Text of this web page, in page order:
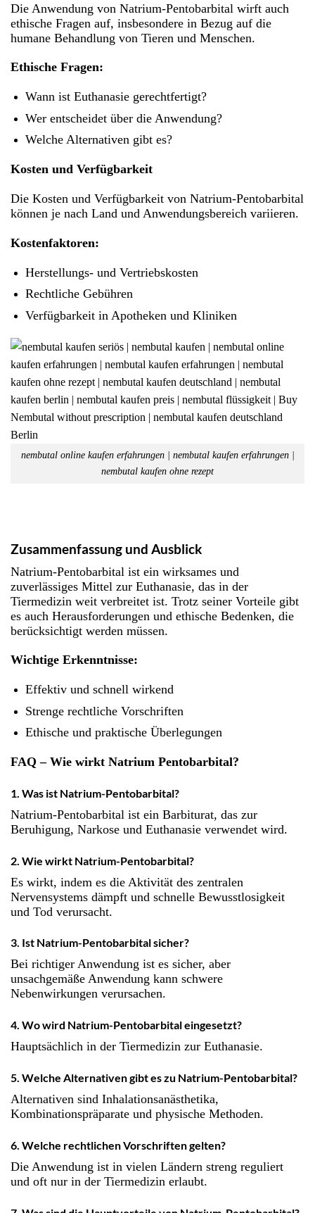
Die Anwendung von Natrium-Pentobarbital wirft auch
ethische Fragen auf, insbesondere in Bezug auf die
humane Behandlung von Tieren und Menschen.
Ethische Fragen:
Wann ist Euthanasie gerechtfertigt?
Wer entscheidet über die Anwendung?
Welche Alternativen gibt es?
Kosten und Verfügbarkeit
Die Kosten und Verfügbarkeit von Natrium-Pentobarbital
können je nach Land und Anwendungsbereich variieren.
Kostenfaktoren:
Herstellungs- und Vertriebskosten
Rechtliche Gebühren
Verfügbarkeit in Apotheken und Kliniken
nembutal online kaufen erfahrungen | nembutal kaufen erfahrungen |
nembutal kaufen ohne rezept
Zusammenfassung und Ausblick
Natrium-Pentobarbital ist ein wirksames und
zuverlässiges Mittel zur Euthanasie, das in der
Tiermedizin weit verbreitet ist. Trotz seiner Vorteile gibt
es auch Herausforderungen und ethische Bedenken, die
berücksichtigt werden müssen.
Wichtige Erkenntnisse:
Effektiv und schnell wirkend
Strenge rechtliche Vorschriften
Ethische und praktische Überlegungen
FAQ – Wie wirkt Natrium Pentobarbital?
1. Was ist Natrium-Pentobarbital?
Natrium-Pentobarbital ist ein Barbiturat, das zur
Beruhigung, Narkose und Euthanasie verwendet wird.
2. Wie wirkt Natrium-Pentobarbital?
Es wirkt, indem es die Aktivität des zentralen
Nervensystems dämpft und schnelle Bewusstlosigkeit
und Tod verursacht.
3. Ist Natrium-Pentobarbital sicher?
Bei richtiger Anwendung ist es sicher, aber
unsachgemäße Anwendung kann schwere
Nebenwirkungen verursachen.
4. Wo wird Natrium-Pentobarbital eingesetzt?
Hauptsächlich in der Tiermedizin zur Euthanasie.
5. Welche Alternativen gibt es zu Natrium-Pentobarbital?
Alternativen sind Inhalationsanästhetika,
Kombinationspräparate und physische Methoden.
6. Welche rechtlichen Vorschriften gelten?
Die Anwendung ist in vielen Ländern streng reguliert
und oft nur in der Tiermedizin erlaubt.